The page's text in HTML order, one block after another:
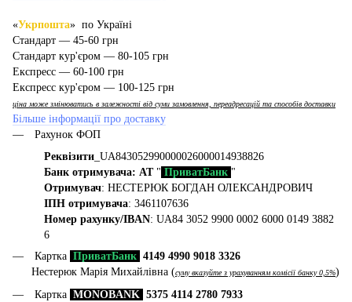
«Укрпошта» по Україні
Стандарт — 45-60 грн
Стандарт кур'єром — 80-105 грн
Експресс — 60-100 грн
Експресс кур'єром — 100-125 грн
ціна може змінюватись в залежності від суми замовлення, переадресацій та способів доставки
Більше інформації про доставку
Рахунок ФОП
Реквізити _UA843052990000026000014938826
Банк отримувача: АТ" ПриватБанк "
Отримувач: НЕСТЕРЮК БОГДАН ОЛЕКСАНДРОВИЧ
ІПН отримувача: 3461107636
Номер рахунку/IBAN: UA84 3052 9900 0002 6000 0149 3882
6
Картка ПриватБанк 4149 4990 9018 3326
Нестерюк Марія Михайлівна (суму вказуйте з урахуванням комісії банку 0,5%)
Картка MONOBANK 5375 4114 2780 7933